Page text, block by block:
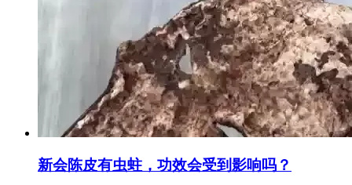
新会陈皮有虫蛀，功效会受到影响吗？